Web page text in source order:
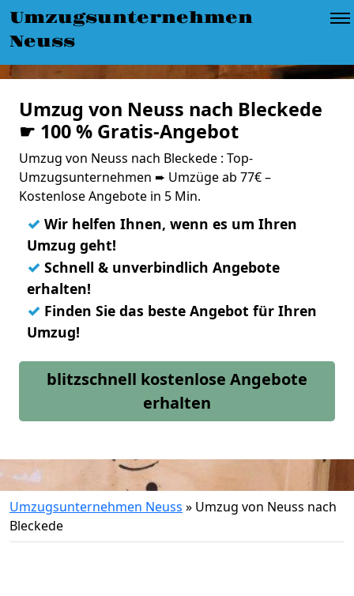
Umzugsunternehmen
Neuss
Umzug von Neuss nach Bleckede
☛ 100 % Gratis-Angebot
Umzug von Neuss nach Bleckede : Top-
Umzugsunternehmen ➨ Umzüge ab 77€ –
Kostenlose Angebote in 5 Min.
✓ Wir helfen Ihnen, wenn es um Ihren
Umzug geht!
✓ Schnell & unverbindlich Angebote
erhalten!
✓ Finden Sie das beste Angebot für Ihren
Umzug!
blitzschnell kostenlose Angebote
erhalten
Umzugsunternehmen Neuss » Umzug von Neuss nach
Bleckede